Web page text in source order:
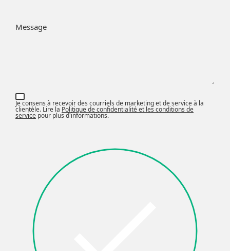
Message
Je consens à recevoir des courriels de marketing et de service à la
clientèle. Lire la Politique de confidentialité et les conditions de
service pour plus d'informations.